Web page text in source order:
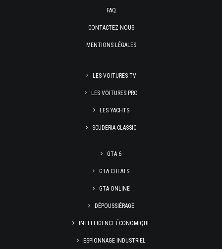
FAQ
CONTACTEZ-NOUS
MENTIONS LÉGALES
LES VOITURES TV
LES VOITURES PRO
LES YACHTS
SCUDERIA CLASSIC
GTA 6
GTA CHEATS
GTA ONLINE
DÉPOUSSIÉRAGE
INTELLIGENCE ÉCONOMIQUE
ESPIONNAGE INDUSTRIEL